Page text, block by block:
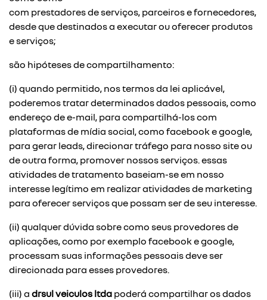
com prestadores de serviços, parceiros e fornecedores,
desde que destinados a executar ou oferecer produtos
e serviços;
são hipóteses de compartilhamento:
(i) quando permitido, nos termos da lei aplicável,
poderemos tratar determinados dados pessoais, como
endereço de e-mail, para compartilhá-los com
plataformas de mídia social, como facebook e google,
para gerar leads, direcionar tráfego para nosso site ou
de outra forma, promover nossos serviços. essas
atividades de tratamento baseiam-se em nosso
interesse legítimo em realizar atividades de marketing
para oferecer serviços que possam ser de seu interesse.
(ii) qualquer dúvida sobre como seus provedores de
aplicações, como por exemplo facebook e google,
processam suas informações pessoais deve ser
direcionada para esses provedores.
(iii) a drsul veiculos ltda poderá compartilhar os dados